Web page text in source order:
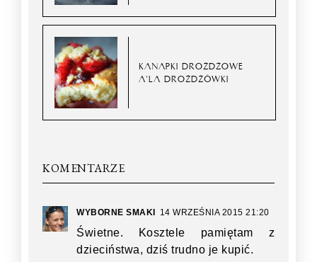
KANAPKI DROŻDŻOWE
A'LA DROŻDŻÓWKI
KOMENTARZE
WYBORNE SMAKI 14 WRZEŚNIA 2015 21:20
Świetne. Kosztele pamiętam z
dzieciństwa, dziś trudno je kupić.